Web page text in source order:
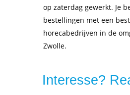
op zaterdag gewerkt. Je
bestellingen met een
horecabedrijven in de
Zwolle.
Interesse?